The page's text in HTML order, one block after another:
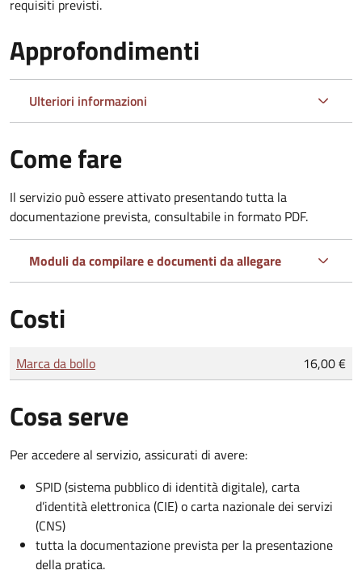
requisiti previsti.
Approfondimenti
Ulteriori informazioni
Come fare
Il servizio può essere attivato presentando tutta la
documentazione prevista, consultabile in formato PDF.
Moduli da compilare e documenti da allegare
Costi
Tipo di pagamento
Importo
Marca da bollo 16,00 €
Cosa serve
Per accedere al servizio, assicurati di avere:
SPID (sistema pubblico di identità digitale), carta
d’identità elettronica (CIE) o carta nazionale dei servizi
(CNS)
tutta la documentazione prevista per la presentazione
della pratica.